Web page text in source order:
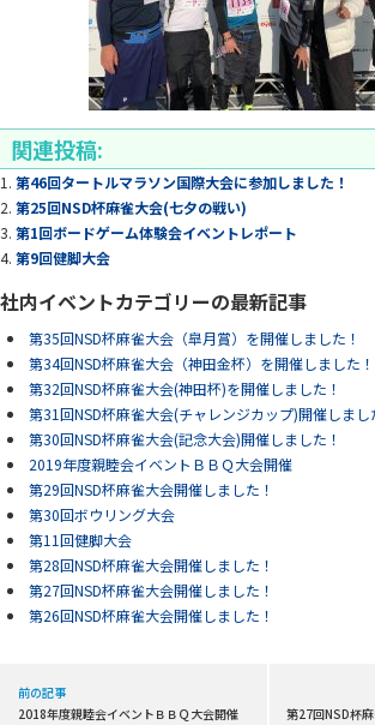
関連投稿:
第46回タートルマラソン国際大会に参加しました！
第25回NSD杯麻雀大会(七夕の戦い)
第1回ボードゲーム体験会イベントレポート
第9回健脚大会
社内イベントカテゴリーの最新記事
第35回NSD杯麻雀大会（皐月賞）を開催しました！
第34回NSD杯麻雀大会（神田金杯）を開催しました！
第32回NSD杯麻雀大会(神田杯)を開催しました！
第31回NSD杯麻雀大会(チャレンジカップ)開催しまし
第30回NSD杯麻雀大会(記念大会)開催しました！
2019年度親睦会イベントＢＢＱ大会開催
第29回NSD杯麻雀大会開催しました！
第30回ボウリング大会
第11回健脚大会
第28回NSD杯麻雀大会開催しました！
第27回NSD杯麻雀大会開催しました！
第26回NSD杯麻雀大会開催しました！
前の記事
2018年度親睦会イベントＢＢＱ大会開催
第27回NSD杯